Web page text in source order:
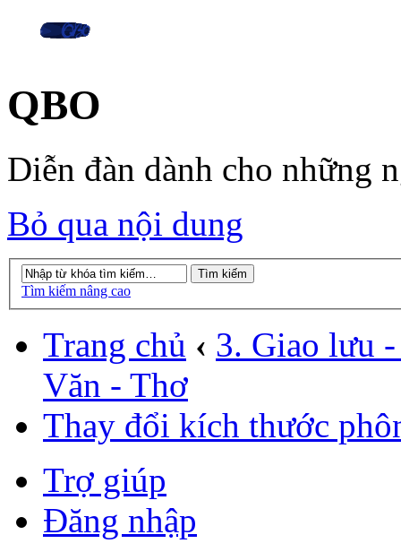
QBO
Diễn đàn dành cho những
Bỏ qua nội dung
Tìm kiếm nâng cao
Trang chủ ‹ 3. Giao lưu
Văn - Thơ
Thay đổi kích thước
Trợ giúp
Đăng nhập